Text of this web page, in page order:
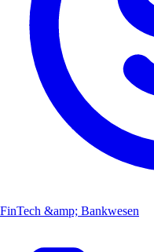
FinTech &amp; Bankwesen